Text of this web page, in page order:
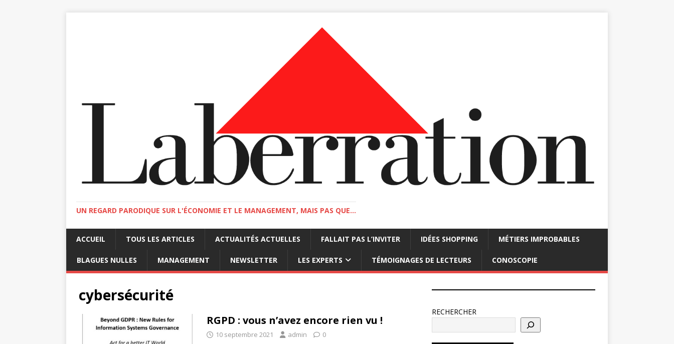
UN REGARD PARODIQUE SUR L'ÉCONOMIE ET LE MANAGEMENT, MAIS PAS QUE...
ACCUEIL TOUS LES ARTICLES ACTUALITÉS ACTUELLES FALLAIT PAS L’INVITER IDÉES SHOPPING MÉTIERS IMPROBABLES
BLAGUES NULLES MANAGEMENT NEWSLETTER LES EXPERTS TÉMOIGNAGES DE LECTEURS CONOSCOPIE
cybersécurité
RGPD : vous n’avez encore rien vu !
10 septembre 2021 admin 0
RECHERCHER